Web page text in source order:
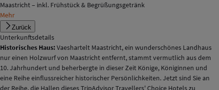
Maastricht – inkl. Frühstück & Begrüßungsgetränk
Mehr
Zurück
Unterkunftsdetails
Historisches Haus:Vaeshartelt Maastricht, ein wunderschönes Landhaus
nur einen Holzwurf von Maastricht entfernt, stammt vermutlich aus dem
10. Jahrhundert und beherbergte in dieser Zeit Könige, Königinnen und
eine Reihe einflussreicher historischer Persönlichkeiten. Jetzt sind Sie an
der Reihe, die Hallen dieses TripAdvisor Travellers' Choice Hotels zu